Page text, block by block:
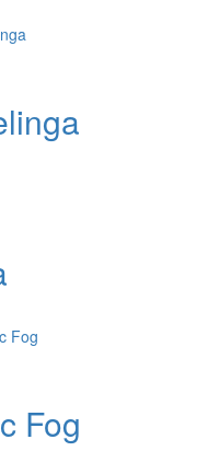
Fog